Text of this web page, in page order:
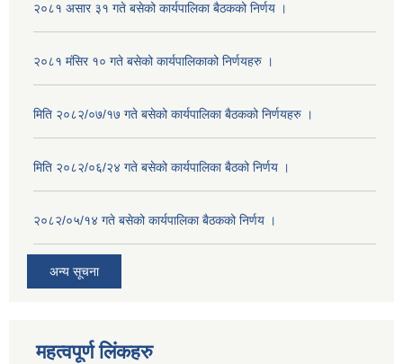
२०८१ असार ३१ गते बसेको कार्यपालिका बैठकको निर्णय ।
२०८१ मंसिर १० गते बसेको कार्यपालिकाको निर्णयहरु ।
मिति २०८२/०७/१७ गते बसेको कार्यपालिका बैठकको निर्णयहरु ।
मिति २०८२/०६/२४ गते बसेको कार्यपालिका बैठको निर्णय ।
२०८२/०५/१४ गते बसेको कार्यपालिका बैठकको निर्णय ।
अन्य सूचना
महत्वपूर्ण लिंकहरु